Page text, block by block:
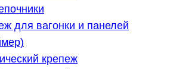
для вагонки и панелей
крепеж